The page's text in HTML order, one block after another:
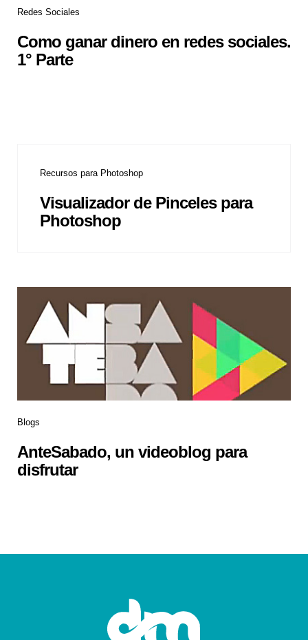
Redes Sociales
Como ganar dinero en redes sociales.
1° Parte
Recursos para Photoshop
Visualizador de Pinceles para
Photoshop
Blogs
AnteSabado, un videoblog para
disfrutar